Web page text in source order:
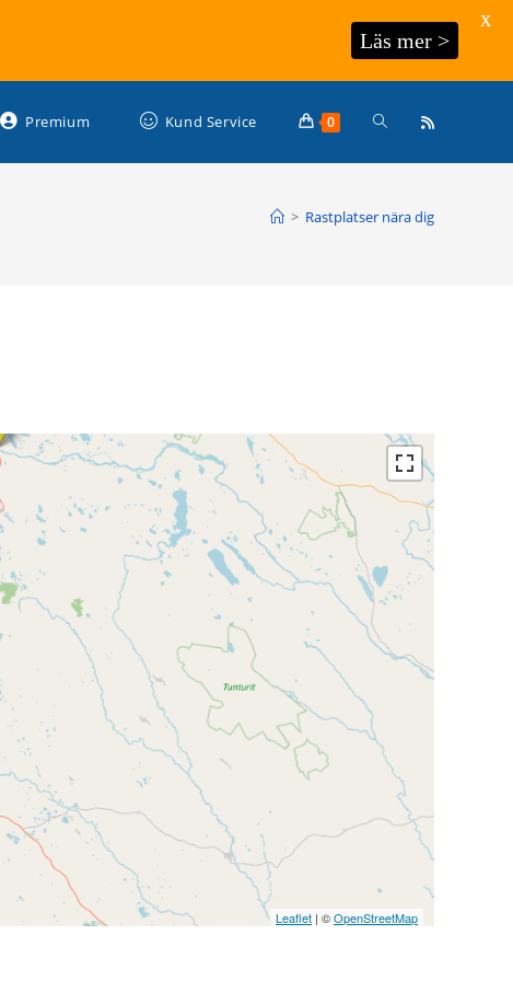
Premium Kund Service 0 Slå
> Rastplatser nära dig
Leaflet | ©OpenStreetMap
Läs mer >
X